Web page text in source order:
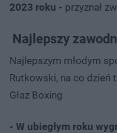
2023 roku - przyznał
Najlepszy
Najlepszym młodym
Rutkowski, na co dzień
Głaz Boxing
- W ubiegłym roku